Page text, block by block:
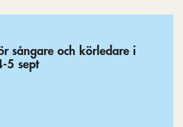
sångare och körledare i
5 sept